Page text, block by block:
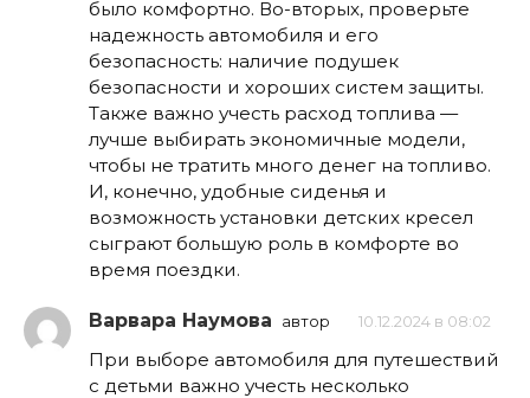
было комфортно. Во-вторых, проверьте
надежность автомобиля и его
безопасность: наличие подушек
безопасности и хороших систем защиты.
Также важно учесть расход топлива —
лучше выбирать экономичные модели,
чтобы не тратить много денег на топливо.
И, конечно, удобные сиденья и
возможность установки детских кресел
сыграют большую роль в комфорте во
время поездки.
Варвара Наумова автор 10.12.2024 в 08:02
При выборе автомобиля для путешествий
с детьми важно учесть несколько